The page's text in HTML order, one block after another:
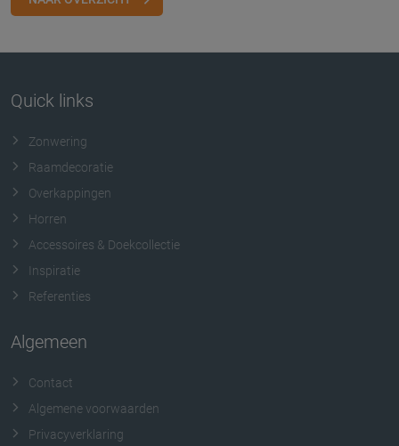
Quick links
Zonwering
Raamdecoratie
Overkappingen
Horren
Accessoires & Doekcollectie
Inspiratie
Referenties
Algemeen
Contact
Algemene voorwaarden
Privacyverklaring